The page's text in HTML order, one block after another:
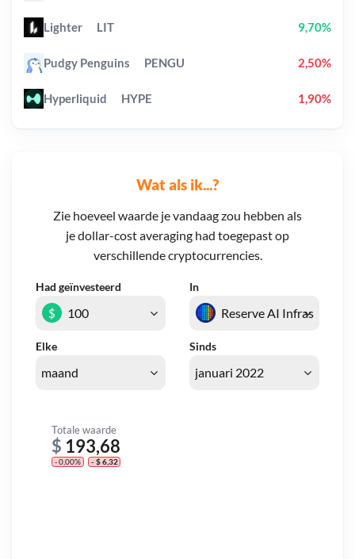
Wat als ik...?
Zie hoeveel waarde je vandaag zou hebben als
je dollar-cost averaging had toegepast op
verschillende cryptocurrencies.
Had geïnvesteerd In
Elke Sinds
$
Totale waarde
$ 193,68
- 0,00% - $ 6,32
Lighter LIT 9,70%
Pudgy Penguins PENGU 2,50%
Hyperliquid HYPE 1,90%